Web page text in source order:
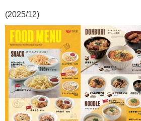
(2025/12)